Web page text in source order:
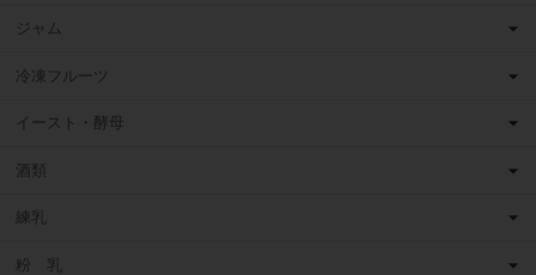
ジャム
冷凍フルーツ
イースト・酵母
酒類
練乳
粉 乳